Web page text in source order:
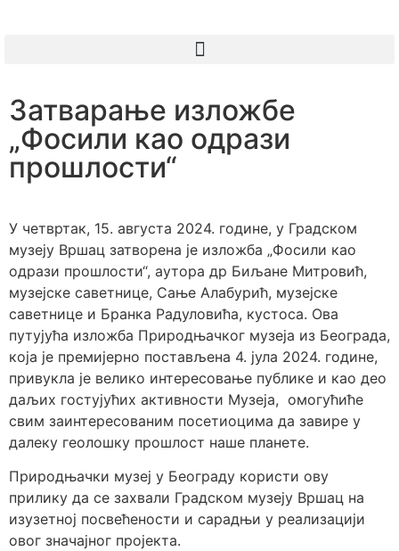
Затварање изложбе
„Фосили као одрази
прошлости“
У четвртак, 15. августа 2024. године, у Градском
музеју Вршац затворена је изложба „Фосили као
одрази прошлости“, аутора др Биљане Митровић,
музејске саветнице, Сање Алабурић, музејске
саветнице и Бранка Радуловића, кустоса. Ова
путујућа изложба Природњачког музеја из Београда,
која је премијерно постављена 4. јула 2024. године,
привукла је велико интересовање публике и као део
даљих гостујућих активности Музеја, омогућиће
свим заинтересованим посетиоцима да завире у
далеку геолошку прошлост наше планете.
Природњачки музеј у Београду користи ову
прилику да се захвали Градском музеју Вршац на
изузетној посвећености и сарадњи у реализацији
овог значајног пројекта.